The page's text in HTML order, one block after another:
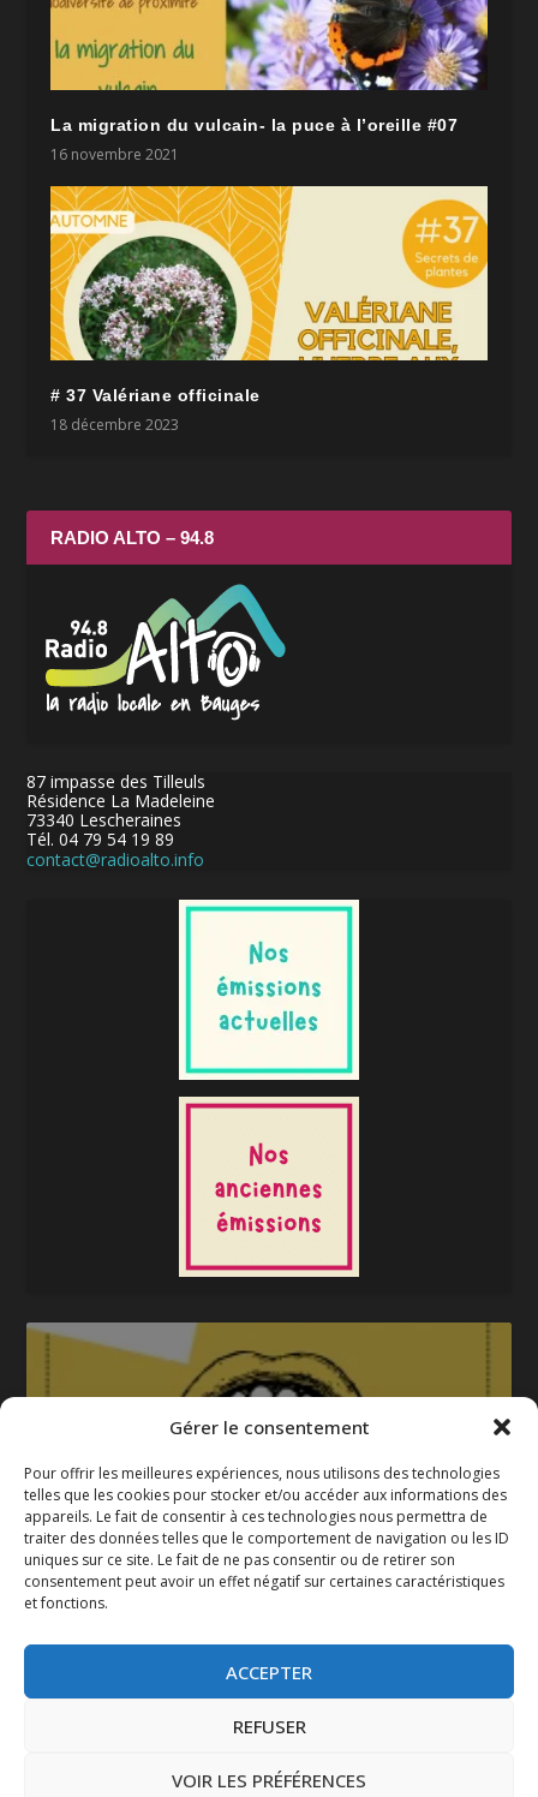
Gérer le consentement
Pour offrir les meilleures expériences, nous utilisons des technologies
telles que les cookies pour stocker et/ou accéder aux informations des
appareils. Le fait de consentir à ces technologies nous permettra de
traiter des données telles que le comportement de navigation ou les ID
uniques sur ce site. Le fait de ne pas consentir ou de retirer son
consentement peut avoir un effet négatif sur certaines caractéristiques
et fonctions.
ACCEPTER
REFUSER
VOIR LES PRÉFÉRENCES
La migration du vulcain- la puce à l’oreille #07
16 novembre 2021
# 37 Valériane officinale
18 décembre 2023
RADIO ALTO – 94.8
87 impasse des Tilleuls
Résidence La Madeleine
73340 Lescheraines
Tél. 04 79 54 19 89
contact@radioalto.info
La gazette 2025-2026